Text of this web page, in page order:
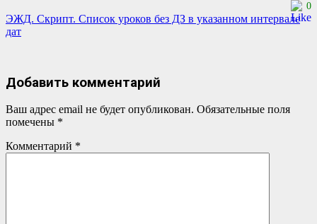
0
Навигация
по
ЭЖД. Скрипт. Список уроков без ДЗ в указанном интервале
дат
Добавить комментарий
Ваш адрес email не будет опубликован. Обязательные поля
помечены *
Комментарий *